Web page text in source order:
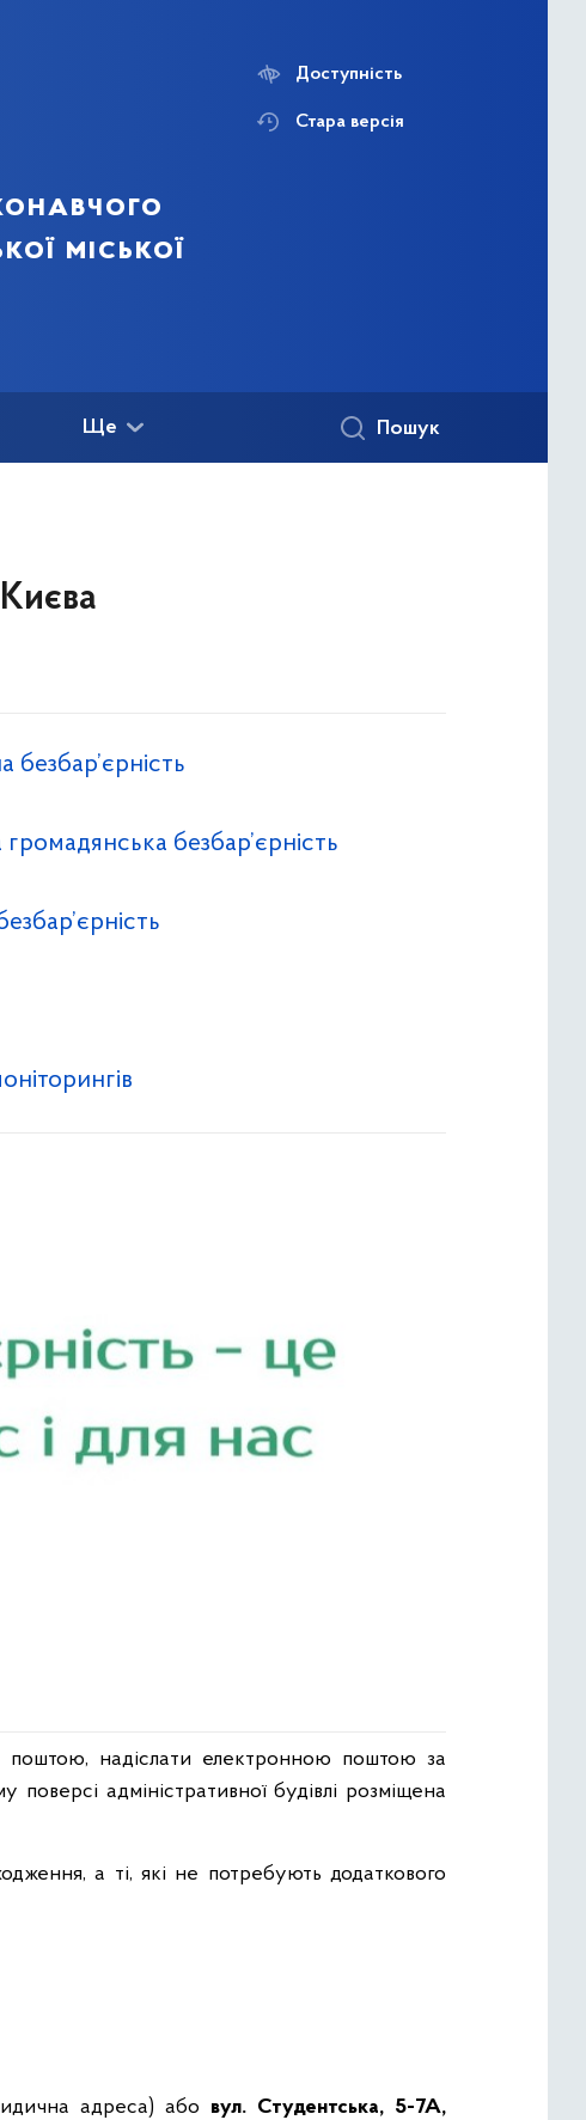
міської
Доступність
Стара версія
Ще Пошук
безбар’єрність
громадянська безбар’єрність
поштою, надіслати електронною поштою за
адміністративної будівлі розміщена
а ті, які не потребують додаткового
адреса) або вул. Студентська, 5-7А,